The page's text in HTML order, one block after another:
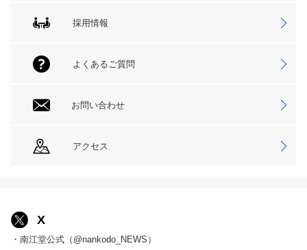
採用情報
よくあるご質問
お問い合わせ
アクセス
X
・南江堂公式（@nankodo_NEWS）